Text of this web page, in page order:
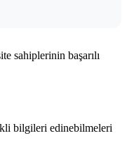
sahiplerinin başarılı
bilgileri edinebilmeleri